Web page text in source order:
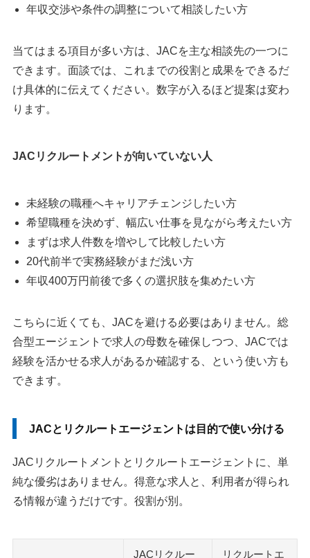
年収交渉や条件の調整について相談したい方
当てはまる項目が多い方は、JACを主な相談先の一つに
できます。面談では、これまでの役割と成果をできるだ
け具体的に伝えてください。数字が入るほど提案は変わ
ります。
JACリクルートメントが向いていない人
未経験の職種へキャリアチェンジしたい方
希望職種を決めず、幅広い仕事を見ながら考えたい方
まずは求人件数を増やして比較したい方
20代前半で実務経験がまだ浅い方
年収400万円前後で多くの選択肢を集めたい方
こちらに近くても、JACを避ける必要はありません。総
合型エージェントで求人の母数を確保しつつ、JACでは
経験を活かせる求人があるか確認する、という使い方も
できます。
JACとリクルートエージェントは目的で使い分ける
JACリクルートメントとリクルートエージェントに、単
純な優劣はありません。得意な求人と、利用者が得られ
る情報が違うだけです。役割が別。
JACリクルー リクルートエ